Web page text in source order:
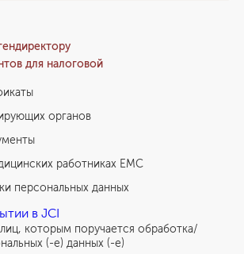
для налоговой
органов
работниках EMC
персональных данных
в JCI
которым поручается обработка/
(-е) данных (-е)